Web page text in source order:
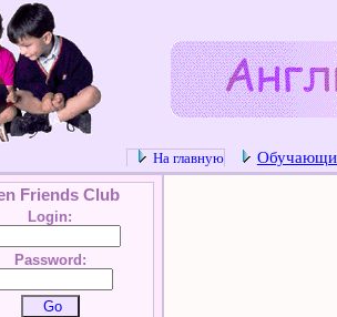
На главную
Friends Club
Login:
Password: